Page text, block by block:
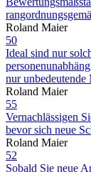
Roland Maier
50
Ideal sind nur
nur unbedeutende
Roland Maier
55
Vernachlässigen
bevor sich neue
Roland Maier
52
Sobald Sie neue